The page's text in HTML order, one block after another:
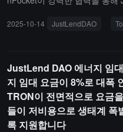
양측은 공동으로 커뮤니티 인
보상을 나눌 수 있으며, 함께
다.
2025-10-14 JustLendDAO
JustLend DAO 에너지 임
지 임대 요금이 8%로 대폭
TRON이 전면적으로 요금
들이 저비용으로 생태계 폭
록 지원합니다